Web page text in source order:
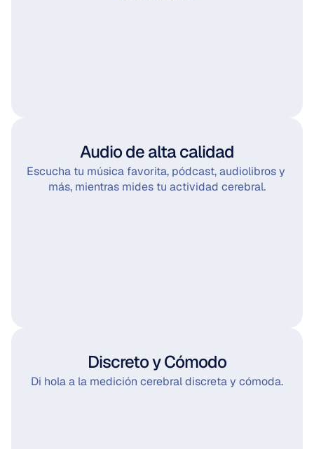
Audio de alta calidad
Escucha tu música favorita, pódcast, audiolibros y
más, mientras mides tu actividad cerebral.
Discreto y Cómodo
Di hola a la medición cerebral discreta y cómoda.